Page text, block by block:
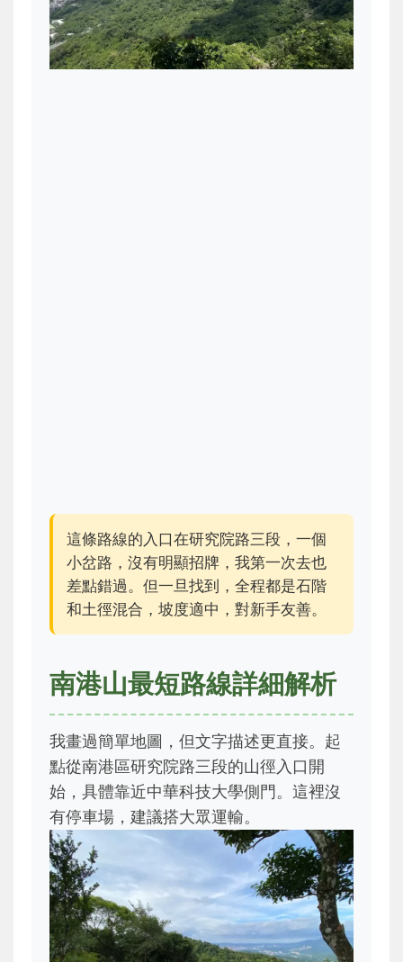
這條路線的入口在研究院路三段，一個
小岔路，沒有明顯招牌，我第一次去也
差點錯過。但一旦找到，全程都是石階
和土徑混合，坡度適中，對新手友善。
南港山最短路線詳細解析
我畫過簡單地圖，但文字描述更直接。起
點從南港區研究院路三段的山徑入口開
始，具體靠近中華科技大學側門。這裡沒
有停車場，建議搭大眾運輸。